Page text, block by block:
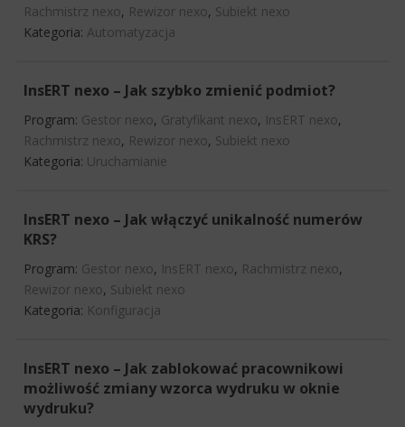
Rachmistrz nexo, Rewizor nexo, Subiekt nexo
Kategoria: Automatyzacja
InsERT nexo – Jak szybko zmienić podmiot?
Program: Gestor nexo, Gratyfikant nexo, InsERT nexo,
Rachmistrz nexo, Rewizor nexo, Subiekt nexo
Kategoria: Uruchamianie
InsERT nexo – Jak włączyć unikalność numerów
KRS?
Program: Gestor nexo, InsERT nexo, Rachmistrz nexo,
Rewizor nexo, Subiekt nexo
Kategoria: Konfiguracja
InsERT nexo – Jak zablokować pracownikowi
możliwość zmiany wzorca wydruku w oknie
wydruku?